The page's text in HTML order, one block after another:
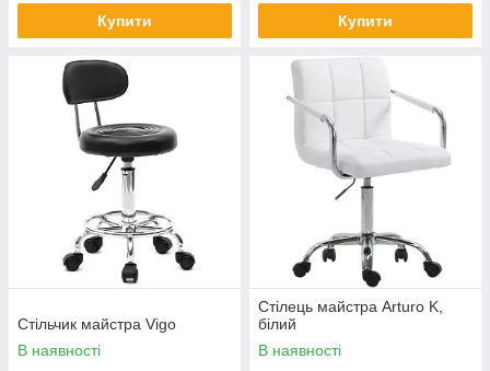
Купити Купити
Стільчик майстра Vigo
В наявності
Стілець майстра Arturo K,
білий
В наявності